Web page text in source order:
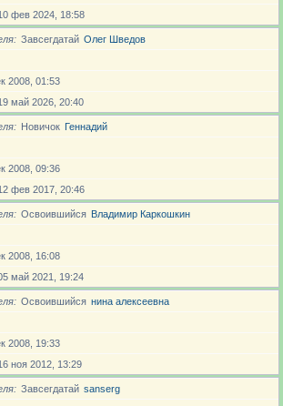
фев 2024, 18:58
Завсегдатай Олег Шведов
2008, 01:53
май 2026, 20:40
Новичoк Геннадий
2008, 09:36
фев 2017, 20:46
Освоившийся Владимир Каркошкин
2008, 16:08
май 2021, 19:24
Освоившийся нина алексеевна
2008, 19:33
ноя 2012, 13:29
Завсегдатай sanserg